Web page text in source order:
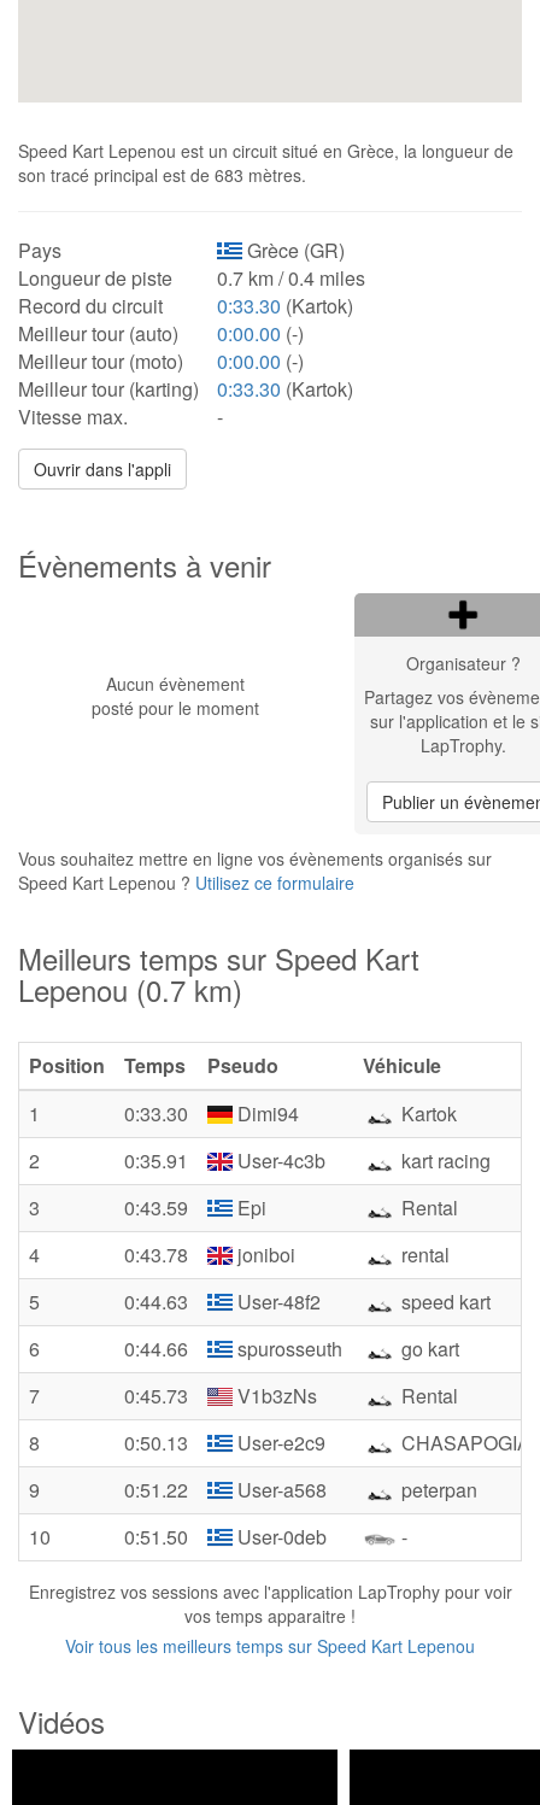
Speed Kart Lepenou est un circuit situé en Grèce, la longueur de
son tracé principal est de 683 mètres.
Pays
Grèce (GR)
Longueur de piste
0.7 km / 0.4 miles
Record du circuit
0:33.30 (Kartok)
Meilleur tour (auto)
0:00.00 (-)
Meilleur tour (moto)
0:00.00 (-)
Meilleur tour (karting)
0:33.30 (Kartok)
Vitesse max.
-
Ouvrir dans l'appli
Évènements à venir
Aucun évènement
posté pour le moment
Organisateur ?
Partagez vos
sur l'application et le
LapTrophy.
Publier un
Vous souhaitez mettre en ligne vos évènements organisés sur
Speed Kart Lepenou ? Utilisez ce formulaire
Meilleurs temps sur Speed Kart
Lepenou (0.7 km)
Position Temps Pseudo
Véhicule
1
0:33.30 Dimi94
Kartok
2
0:35.91 User-4c3b
kart racing
3
0:43.59 Epi
Rental
4
0:43.78 joniboi
rental
5
0:44.63 User-48f2
speed kart
6
0:44.66 spurosseuth
go kart
7
0:45.73 V1b3zNs
Rental
8
0:50.13 User-e2c9
9
0:51.22 User-a568
peterpan
10
0:51.50 User-0deb -
Enregistrez vos sessions avec l'application LapTrophy pour voir
vos temps apparaitre !
Voir tous les meilleurs temps sur Speed Kart Lepenou
Vidéos